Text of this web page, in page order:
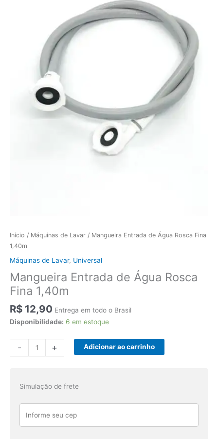
Início / Máquinas de Lavar / Mangueira Entrada de Água Rosca Fina
1,40m
Máquinas de Lavar, Universal
Mangueira Entrada de Água Rosca
Fina 1,40m
R$ 12,90 Entrega em todo o Brasil
Disponibilidade: 6 em estoque
-
Mangueira
Entrada
Rosca
quantidade
+ Adicionar ao carrinho
Simulação de frete